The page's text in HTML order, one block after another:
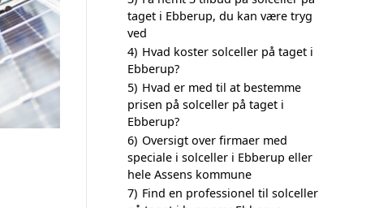
taget i Ebberup, du kan være tryg
ved
4) Hvad koster solceller på taget i
Ebberup?
5) Hvad er med til at bestemme
prisen på solceller på taget i
Ebberup?
6) Oversigt over firmaer med
speciale i solceller i Ebberup eller
hele Assens kommune
7) Find en professionel til solceller